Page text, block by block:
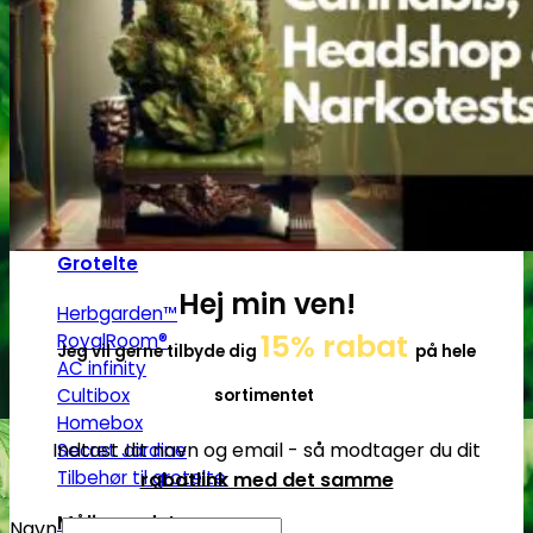
Tørrenet
Plantetrimmere
Sakse og plantetrimmere
Bubble bags
Pollenpressere
Fugtighedsregulering
Mikroskoper
Grotelte
Herbgarden™
RoyalRoom®
AC infinity
Cultibox
Homebox
Secret Jardine
Tilbehør til grotelte
Målingsudstyr
Hej min ven!
Jeg vil gerne tilbyde dig 15% rabat på hele
sortimentet
Indtast dit navn og email - så modtager du dit
rabatlink med det samme